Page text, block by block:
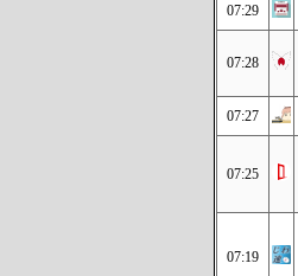
07:29
07:28
07:27
07:25
07:19